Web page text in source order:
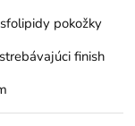
pokožky
finish